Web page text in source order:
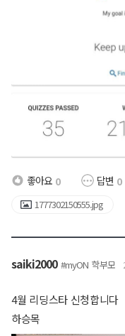
좋아요 0 답변 0
1777302150555.jpg
saiki2000 #myON 학부모
4월 리딩스타 신청합니다
하승목